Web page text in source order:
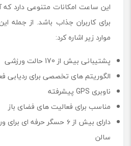
این ساعت امکانات متنوعی دارد که
برای کاربران جذاب باشد. از
موارد زیر اشاره کرد:
پشتیبانی بیش از 170 حالت ورزشی
الگوریتم‌ های تخصصی برای ردیابی
ناوبری GPS پیشرفته
مناسب برای فعالیت‌ های فضای باز
دارای بیش از ۶ حسگر حرفه
سالن